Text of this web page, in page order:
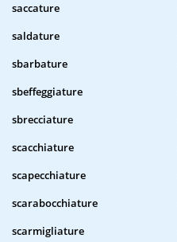
saccature
saldature
sbarbature
sbeffeggiature
sbrecciature
scacchiature
scapecchiature
scarabocchiature
scarmigliature